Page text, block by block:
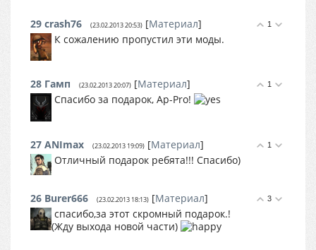
1
29 crash76 (23.02.2013 20:53) [Материал]
К сожалению пропустил эти моды.
1
28 Гамп (23.02.2013 20:07) [Материал]
Спасибо за подарок, Ap-Pro!
1
27 ANImax (23.02.2013 19:09) [Материал]
Отличный подарок ребята!!! Спасибо)
3
26 Burer666 (23.02.2013 18:13) [Материал]
спасибо,за этот скромный подарок.!
(Жду выхода новой части)